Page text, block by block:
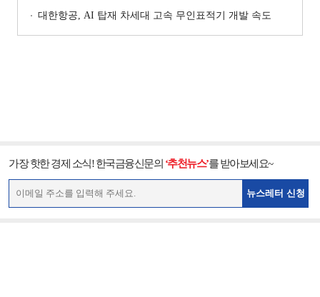
대한항공, AI 탑재 차세대 고속 무인표적기 개발 속도
가장 핫한 경제 소식! 한국금융신문의 ‘추천뉴스’를 받아보세요~
뉴스레터 신청